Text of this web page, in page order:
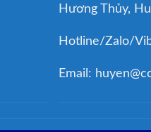
Hương Thủy,
Hotline/Zalo/
Email: